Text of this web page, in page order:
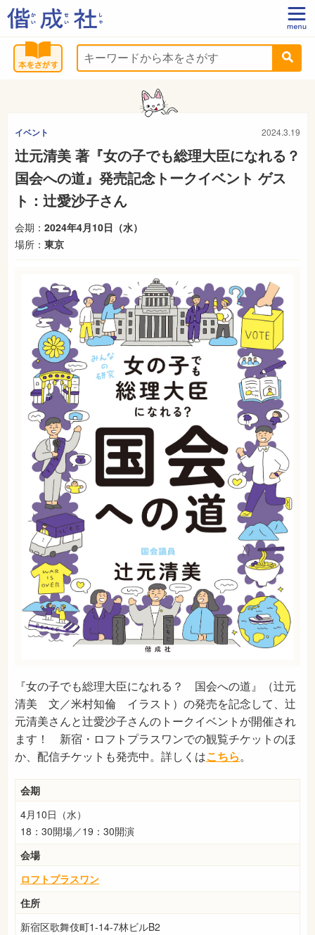
イベント 2024.3.19
辻元清美 著『女の子でも総理大臣になれる？
国会への道』発売記念トークイベント ゲス
ト：辻愛沙子さん
会期： 2024年4月10日（水）
場所： 東京
『女の子でも総理大臣になれる？ 国会への道』（辻元
清美 文／米村知倫 イラスト）の発売を記念して、辻
元清美さんと辻愛沙子さんのトークイベントが開催され
ます！ 新宿・ロフトプラスワンでの観覧チケットのほ
か、配信チケットも発売中。詳しくはこちら。
会期
4月10日（水）
18：30開場／19：30開演
会場
ロフトプラスワン
住所
新宿区歌舞伎町1-14-7林ビルB2